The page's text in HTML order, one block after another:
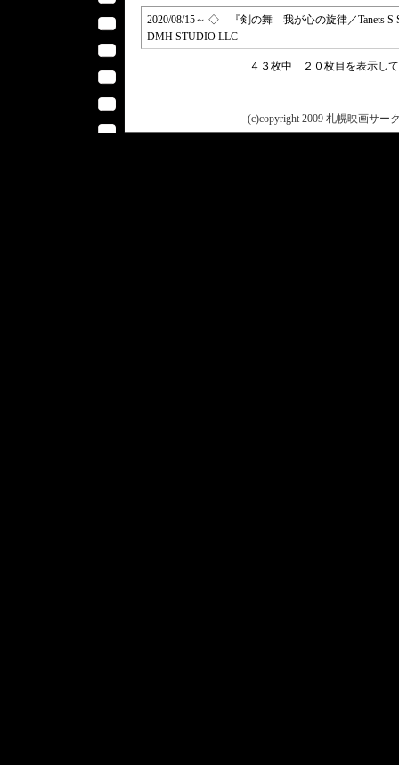
2020/08/15～ ◇ 『剣の舞 我が心の旋律／Tanets S
DMH STUDIO LLC
４３枚中 ２０枚目を表示し
(c)copyright 2009 札幌映画サー